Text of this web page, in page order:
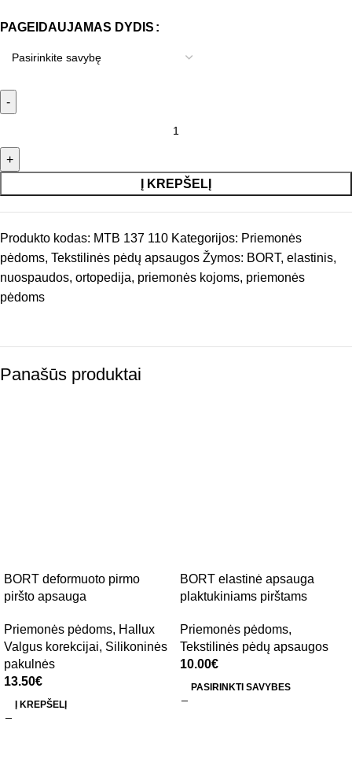
PAGEIDAUJAMAS DYDIS
Į KREPŠELĮ
Produkto kodas: MTB 137 110 Kategorijos: Priemonės
pėdoms, Tekstilinės pėdų apsaugos Žymos: BORT, elastinis,
nuospaudos, ortopedija, priemonės kojoms, priemonės
pėdoms
Panašūs produktai
BORT deformuoto pirmo
piršto apsauga
Priemonės pėdoms, Hallux
Valgus korekcijai, Silikoninės
pakulnės
13.50€
Į KREPŠELĮ
BORT elastinė apsauga
plaktukiniams pirštams
Priemonės pėdoms,
Tekstilinės pėdų apsaugos
10.00€
PASIRINKTI SAVYBES